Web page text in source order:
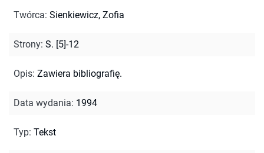
Twórca: Sienkiewicz, Zofia
Strony: S. [5]-12
Opis: Zawiera bibliografię.
Data wydania: 1994
Typ: Tekst